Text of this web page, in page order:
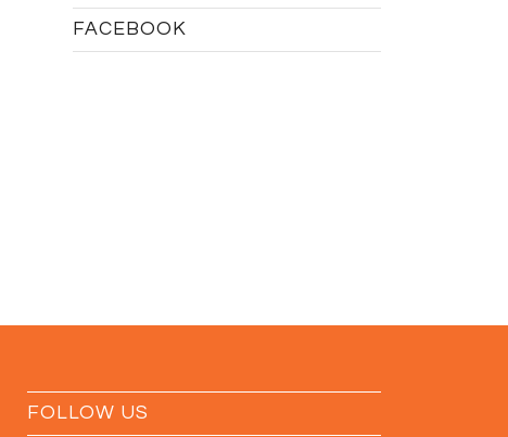
FACEBOOK
FOLLOW US